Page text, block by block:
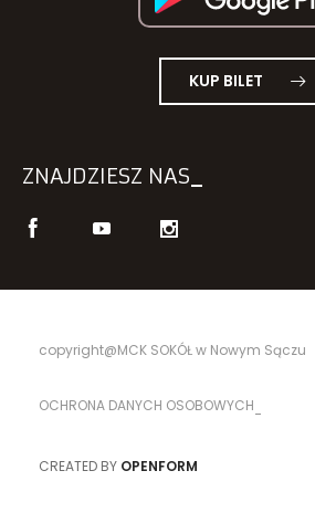
KUP BILET
ZNAJDZIESZ NAS
copyright@MCK SOKÓŁ w Nowym Sączu
OCHRONA DANYCH OSOBOWYCH
CREATED BY OPENFORM